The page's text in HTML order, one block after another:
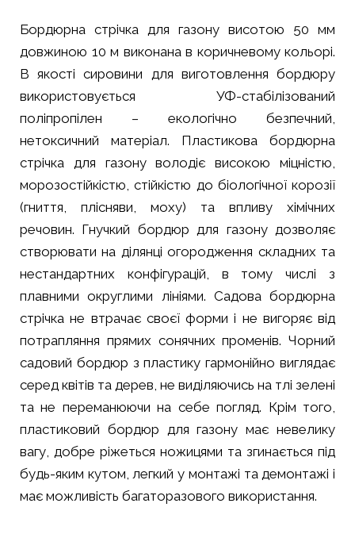
Бордюрна стрічка для газону висотою 50 мм
довжиною 10 м виконана в коричневому кольорі.
В якості сировини для виготовлення бордюру
використовується УФ-стабілізований
поліпропілен – екологічно безпечний,
нетоксичний матеріал. Пластикова бордюрна
стрічка для газону володіє високою міцністю,
морозостійкістю, стійкістю до біологічної корозії
(гниття, плісняви, моху) та впливу хімічних
речовин. Гнучкий бордюр для газону дозволяє
створювати на ділянці огородження складних та
нестандартних конфігурацій, в тому числі з
плавними округлими лініями. Садова бордюрна
стрічка не втрачає своєї форми і не вигоряє від
потрапляння прямих сонячних променів. Чорний
садовий бордюр з пластику гармонійно виглядає
серед квітів та дерев, не виділяючись на тлі зелені
та не переманюючи на себе погляд. Крім того,
пластиковий бордюр для газону має невелику
вагу, добре ріжеться ножицями та згинається під
будь-яким кутом, легкий у монтажі та демонтажі і
має можливість багаторазового використання.